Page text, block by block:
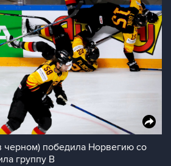
черном) победила Норвегию со
группу В